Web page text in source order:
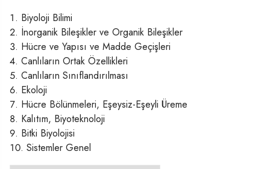
Biyoloji Bilimi
İnorganik Bileşikler ve Organik Bileşikler
Hücre ve Yapısı ve Madde Geçişleri
Canlıların Ortak Özellikleri
Canlıların Sınıflandırılması
Ekoloji
Hücre Bölünmeleri, Eşeysiz-Eşeyli Üreme
Kalıtım, Biyoteknoloji
Bitki Biyolojisi
Sistemler Genel